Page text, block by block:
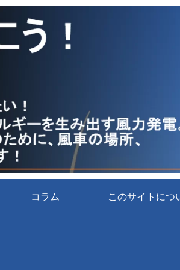
コラム このサイトにつ